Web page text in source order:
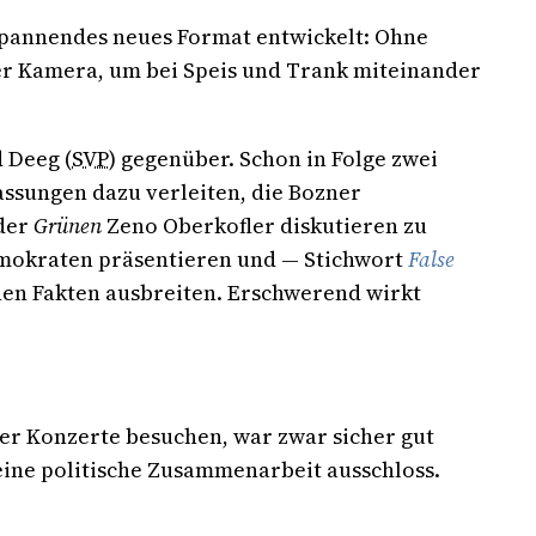
neues Format entwickelt: Ohne
Kamera, um bei Speis und Trank miteinander
(SVP) gegenüber. Schon in Folge zwei
dazu verleiten, die Bozner
Grünen Zeno Oberkofler diskutieren zu
präsentieren und — StichwortFalse
Fakten ausbreiten. Erschwerend wirkt
Konzerte besuchen, war zwar sicher gut
politische Zusammenarbeit ausschloss.